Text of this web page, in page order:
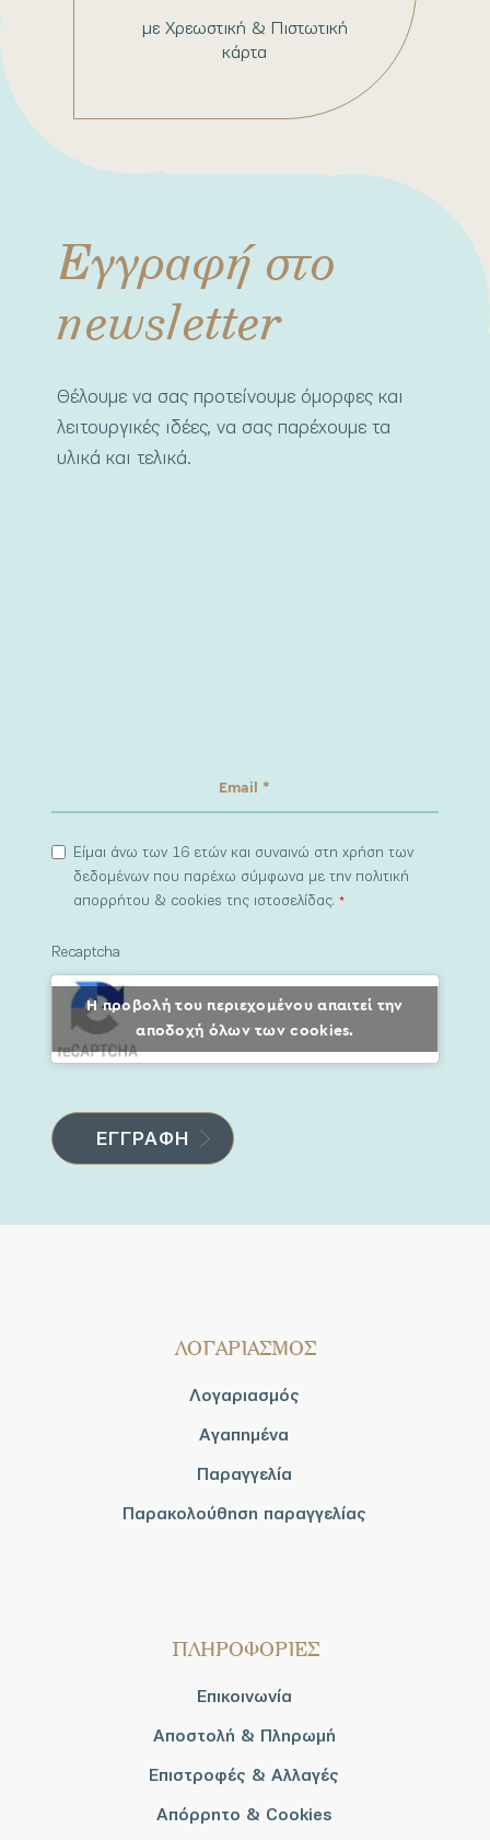
με Χρεωστική & Πιστωτική
κάρτα
Εγγραφή στο
newsletter
Θέλουμε να σας προτείνουμε όμορφες και
λειτουργικές ιδέες, να σας παρέχουμε τα
υλικά και τελικά.
Είμαι άνω των 16 ετών και συναινώ στη χρήση των
δεδομένων που παρέχω σύμφωνα με την πολιτική
απορρήτου & cookies της ιστοσελίδας.*
Recaptcha
Η προβολή του περιεχομένου απαιτεί την
αποδοχή όλων των cookies.
ΛΟΓΑΡΙΑΣΜΟΣ
Λογαριασμός
Αγαπημένα
Παραγγελία
Παρακολούθηση παραγγελίας
ΠΛΗΡΟΦΟΡΙΕΣ
Επικοινωνία
Αποστολή & Πληρωμή
Επιστροφές & Αλλαγές
Απόρρητο & Cookies